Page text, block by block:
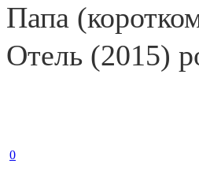
Папа
Отель (2015)
0